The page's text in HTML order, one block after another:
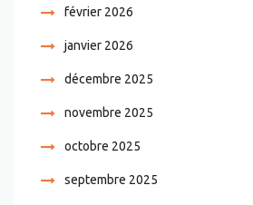
février 2026
janvier 2026
décembre 2025
novembre 2025
octobre 2025
septembre 2025